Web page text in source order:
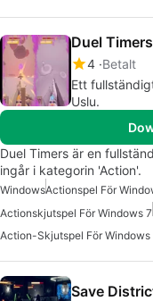
Duel Timers
4 Betalt
Ett
Uslu.
Duel Timers är en
ingår i kategorin 'Action'.
WindowsActionspel För
Actionskjutspel För Windows 7
Action-Skjutspel För Windows
Save